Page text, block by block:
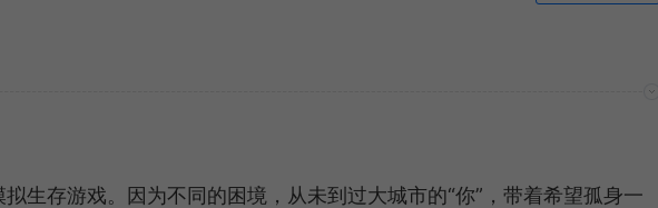
拟生存游戏。因为不同的困境，从未到过大城市的“你”，带着希望孤身一